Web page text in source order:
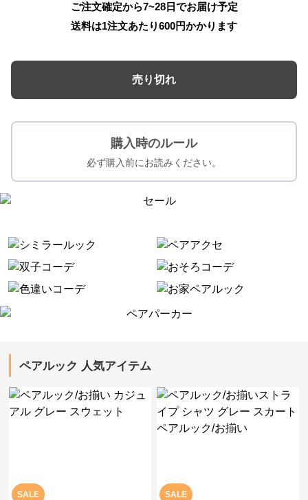
ご注文確定から7~28日でお届け予定
送料は1注文あたり600円かかります
売り切れ
購入時のルール
必ず購入前にお読みください。
ペアルック 人気アイテム
SALE SALE